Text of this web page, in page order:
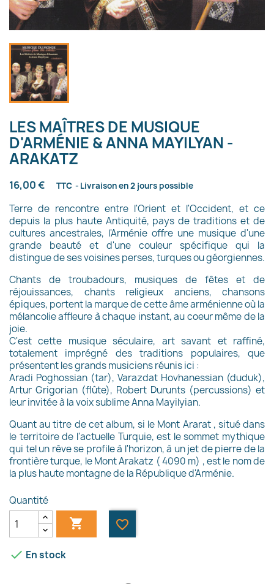
LES MAÎTRES DE MUSIQUE
D'ARMÉNIE & ANNA MAYILYAN -
ARAKATZ
16,00 € TTC Livraison en 2 jours possible
Terre de rencontre entre l'Orient et l'Occident, et ce
depuis la plus haute Antiquité, pays de traditions et de
cultures ancestrales, l'Arménie offre une musique d'une
grande beauté et d'une couleur spécifique qui la
distingue de ses voisines perses, turques ou géorgiennes.
Chants de troubadours, musiques de fêtes et de
réjouissances, chants religieux anciens, chansons
épiques, portent la marque de cette âme arménienne où la
mélancolie affleure à chaque instant, au coeur même de la
joie.
C'est cette musique séculaire, art savant et raffiné,
totalement imprégné des traditions populaires, que
présentent les grands musiciens réunis ici :
Aradi Poghossian (tar), Varazdat Hovhanessian (duduk),
Artur Grigorian (flûte), Robert Durunts (percussions) et
leur invitée à la voix sublime Anna Mayilyian.
Quant au titre de cet album, si le Mont Ararat , situé dans
le territoire de l'actuelle Turquie, est le sommet mythique
qui tel un rêve se profile à l'horizon, à un jet de pierre de la
frontière turque, le Mont Arakatz ( 4090 m) , est le nom de
la plus haute montagne de la République d'Arménie.
Quantité
 favorite_border
 En stock